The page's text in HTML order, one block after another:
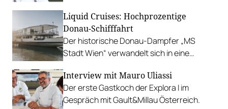
Wiener City, Kevin Micheli startet das
Hayakan im O11... Ein Überblick.
Liquid Cruises: Hochprozentige
Donau-Schifffahrt
Der historische Donau-Dampfer „MS
Stadt Wien“ verwandelt sich in eine
Wien Richtung Wachau ab.
Interview mit Mauro Uliassi
Der erste Gastkoch der Explora I im
Gespräch mit Gault&Millau Österreich.